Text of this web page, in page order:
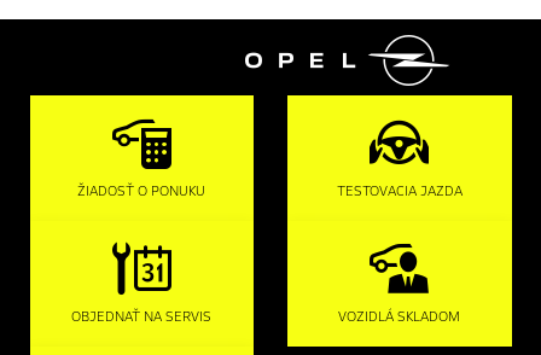

ŽIADOSŤ O PONUKU TESTOVACIA JAZDA
OBJEDNAŤ NA SERVIS VOZIDLÁ SKLADOM